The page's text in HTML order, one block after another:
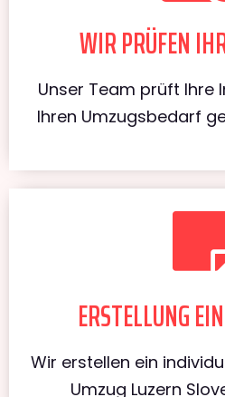
WIR PRÜFEN
Unser Team prüft Ihre
Ihren Umzugsbedarf
ERSTELLUNG
Wir erstellen ein
Umzug Luzern